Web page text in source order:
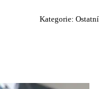
Kategorie: Ostatní